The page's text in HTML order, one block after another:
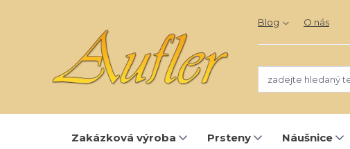
Blog O nás
Zakázková výroba Prsteny Náušnice